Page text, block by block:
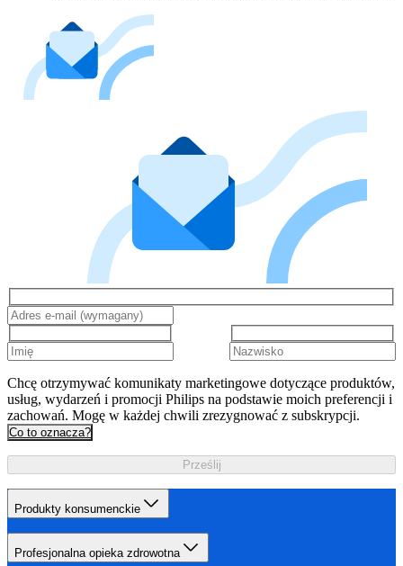
Chcę otrzymywać komunikaty marketingowe dotyczące produktów,
usług, wydarzeń i promocji Philips na podstawie moich preferencji i
zachowań. Mogę w każdej chwili zrezygnować z subskrypcji.
Co to oznacza?
Prześlij
Produkty konsumenckie
Profesjonalna opieka zdrowotna